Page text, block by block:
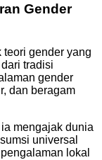
Gender
teori gender yang
tradisi
gender
dan beragam
mengajak dunia
universal
lokal